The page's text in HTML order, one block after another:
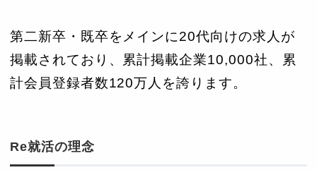
第二新卒・既卒をメインに20代向けの求人が
掲載されており、累計掲載企業10,000社、累
計会員登録者数120万人を誇ります。
Re就活の理念